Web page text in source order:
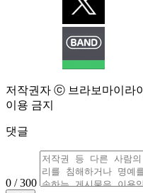
저작권자 ⓒ 브라보마이라
이용 금지
댓글
0 / 300